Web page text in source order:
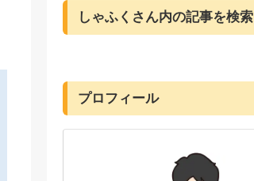
しゃふくさん内の記事を検索
プロフィール